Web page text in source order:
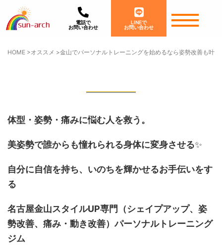
電話で
お問い合わせ
LINEで
お問い合わせ
HOME >オススメ >金山でパーソナルトレーニングを始めるなら姿勢改善も叶
体型・姿勢・痛みに悩む人を救う。
美姿勢で誰からも憧れられる身体に変身させる✨
自分に自信を持ち、いのちを輝かせるお手伝いをす
る
名古屋金山スタイルUP専門
（シェイプアップ、姿
勢改善、痛み・動き改善）パーソナルトレーニング
ジム